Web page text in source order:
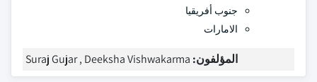
جنوب أفريقيا
الامارات
المؤلفون: Suraj Gujar , Deeksha Vishwakarma